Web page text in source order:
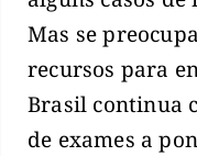
Mas se
recursos para
Brasil continua
de exames a